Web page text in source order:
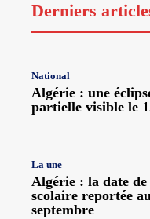
Derniers
National
Algérie : une
partielle visible le
La une
Algérie : la date
scolaire reportée
septembre